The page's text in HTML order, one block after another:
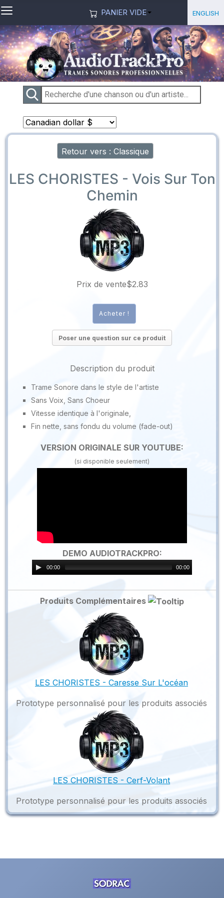
≡ PANIER VIDE English
Retour vers : Classique
LES CHORISTES - Vois Sur Ton
Chemin
Prix ​​de vente$2.83
Poser une question sur ce produit
Description du produit
Trame Sonore dans le style de l'artiste
Sans Voix, Sans Choeur
Vitesse identique à l'originale,
Fin nette, sans fondu du volume (fade-out)
VERSION ORIGINALE SUR YOUTUBE:
(si disponible seulement)
DEMO AUDIOTRACKPRO:
00:00 00:00
Produits Complémentaires
LES CHORISTES - Caresse Sur L'océan
Prototype personnalisé pour les produits associés
LES CHORISTES - Cerf-Volant
Prototype personnalisé pour les produits associés